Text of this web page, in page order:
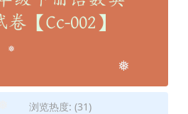
❅
浏览热度: (31)